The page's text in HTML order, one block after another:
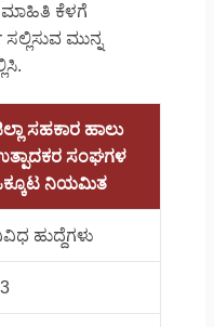
ಮಾಹಿತಿ ಕೆಳಗೆ
ಮುನ್ನ
ಸಹಕಾರ ಹಾಲು
ಸಂಘಗಳ
ನಿಯಮಿತ
ಹುದ್ದೆಗಳು